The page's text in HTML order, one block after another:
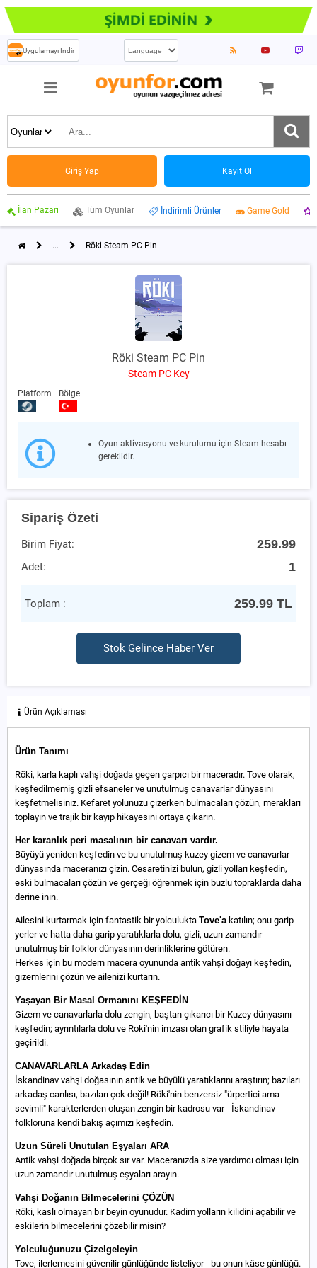
Uygulamayı İndir
Giriş Yap Kayıt Ol
İlan Pazarı Tüm Oyunlar İndirimli Ürünler Game Gold
... Röki Steam PC Pin
Röki Steam PC Pin
Steam PC Key
Platform Bölge
Oyun aktivasyonu ve kurulumu için Steam hesabı
gereklidir.
Sipariş Özeti
Birim Fiyat: 259.99
Adet: 1
Toplam : 259.99 TL
Stok Gelince Haber Ver
Ürün Açıklaması
Ürün Tanımı
Röki, karla kaplı vahşi doğada geçen çarpıcı bir maceradır. Tove olarak,
keşfedilmemiş gizli efsaneler ve unutulmuş canavarlar dünyasını
keşfetmelisiniz. Kefaret yolunuzu çizerken bulmacaları çözün, merakları
toplayın ve trajik bir kayıp hikayesini ortaya çıkarın.
Her karanlık peri masalının bir canavarı vardır.
Büyüyü yeniden keşfedin ve bu unutulmuş kuzey gizem ve canavarlar
dünyasında maceranızı çizin. Cesaretinizi bulun, gizli yolları keşfedin,
eski bulmacaları çözün ve gerçeği öğrenmek için buzlu topraklarda daha
derine inin.
Ailesini kurtarmak için fantastik bir yolculukta Tove'a katılın; onu garip
yerler ve hatta daha garip yaratıklarla dolu, gizli, uzun zamandır
unutulmuş bir folklor dünyasının derinliklerine götüren.
Herkes için bu modern macera oyununda antik vahşi doğayı keşfedin,
gizemlerini çözün ve ailenizi kurtarın.
Yaşayan Bir Masal Ormanını KEŞFEDİN
Gizem ve canavarlarla dolu zengin, baştan çıkarıcı bir Kuzey dünyasını
keşfedin; ayrıntılarla dolu ve Roki'nin imzası olan grafik stiliyle hayata
geçirildi.
CANAVARLARLA Arkadaş Edin
İskandinav vahşi doğasının antik ve büyülü yaratıklarını araştırın; bazıları
arkadaş canlısı, bazıları çok değil! Röki'nin benzersiz "ürpertici ama
sevimli" karakterlerden oluşan zengin bir kadrosu var - İskandinav
folkloruna kendi bakış açımızı keşfedin.
Uzun Süreli Unutulan Eşyaları ARA
Antik vahşi doğada birçok sır var. Maceranızda size yardımcı olması için
uzun zamandır unutulmuş eşyaları arayın.
Vahşi Doğanın Bilmecelerini ÇÖZÜN
Röki, kaslı olmayan bir beyin oyunudur. Kadim yolların kilidini açabilir ve
eskilerin bilmecelerini çözebilir misin?
Yolculuğunuzu Çizelgeleyin
Tove, ilerlemesini güvenilir günlüğünde listeliyor - bu onun kâse günlüğü.